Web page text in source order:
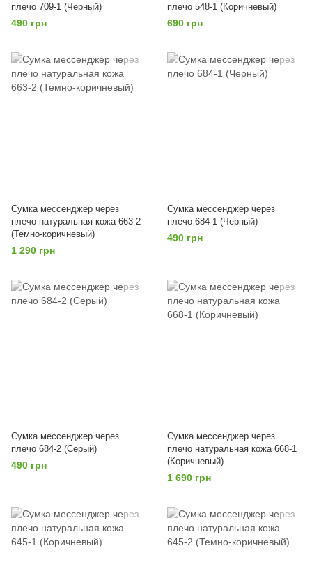
плечо 709-1 (Черный)
490 грн
плечо 548-1 (Коричневый)
690 грн
Сумка мессенджер через
плечо натуральная кожа 663-2
(Темно-коричневый)
1 290 грн
Сумка мессенджер через
плечо 684-1 (Черный)
490 грн
Сумка мессенджер через
плечо 684-2 (Серый)
490 грн
Сумка мессенджер через
плечо натуральная кожа 668-1
(Коричневый)
1 690 грн